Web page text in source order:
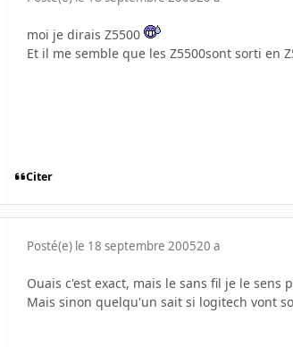
moi je dirais Z5500
Et il me semble que les Z5500sont sorti en
Citer
Posté(e) le 18 septembre 200520 a
Ouais c'est exact, mais le sans fil je le
Mais sinon quelqu'un sait si logitech vont